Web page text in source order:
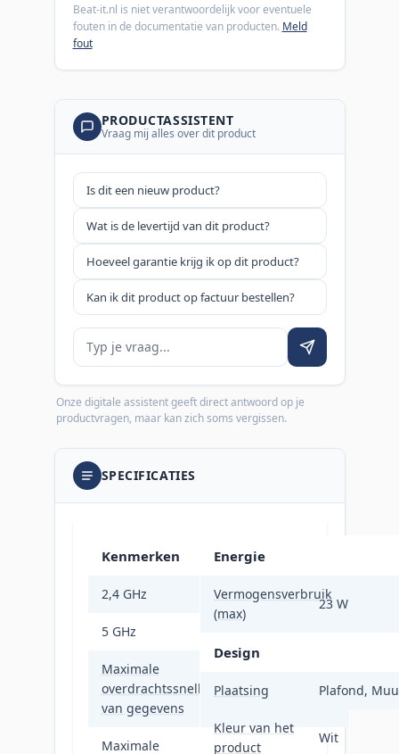
Beat-it.nl is niet verantwoordelijk voor eventuele
fouten in de documentatie van producten. Meld
fout
PRODUCTASSISTENT
Vraag mij alles over dit product
Is dit een nieuw product?
Wat is de levertijd van dit product?
Hoeveel garantie krijg ik op dit product?
Kan ik dit product op factuur bestellen?
Je vraag
Onze digitale assistent geeft direct antwoord op je
productvragen, maar kan zich soms vergissen.
SPECIFICATIES
Kenmerken
2,4 GHz Ja
5 GHz
Maximale
overdrachtssnelheid
van gegevens
2033 Mbit/s
Maximale
Energie
Vermogensverbruik
(max)
23 W
Design
Plaatsing Plafond,
Kleur van het
product
Wit